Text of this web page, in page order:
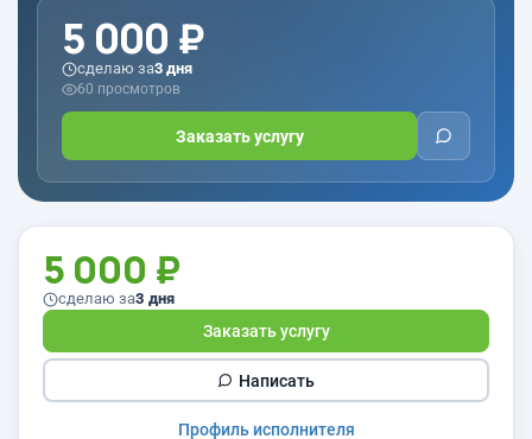
5 000 ₽
сделаю за3 дня
60 просмотров
Заказать услугу
5 000 ₽
сделаю за3 дня
Заказать услугу
Написать
Профиль исполнителя